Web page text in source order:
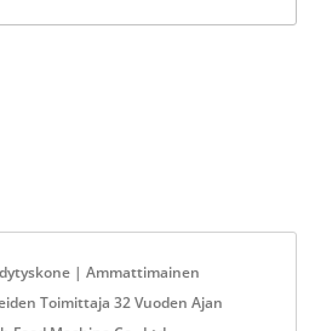
| Ammattimainen
Toimittaja 32 Vuoden Ajan